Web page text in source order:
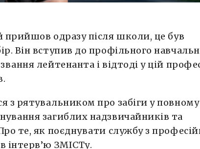
прийшов одразу після школи, це був
Він вступив до профільного
лейтенанта і відтоді у цій
з рятувальником про забіги у повному
загиблих надзвичайників та
те, як поєднувати службу з
інтерв’ю ЗМІСТу.